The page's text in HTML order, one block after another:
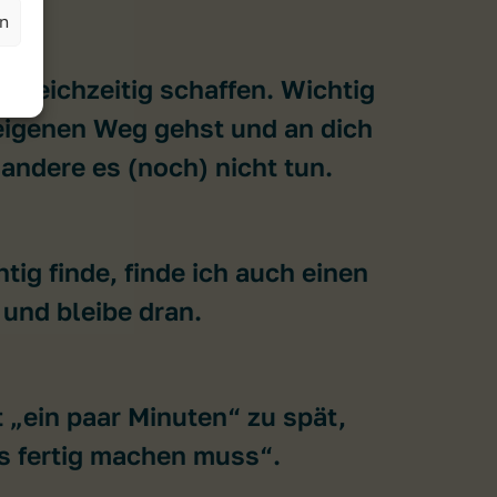
gleichzeitig schaffen. Wichtig
Weg gehst und an dich
es (noch) nicht tun.
finde, finde ich auch einen
bleibe dran.
paar Minuten“ zu spät,
fertig machen muss“.